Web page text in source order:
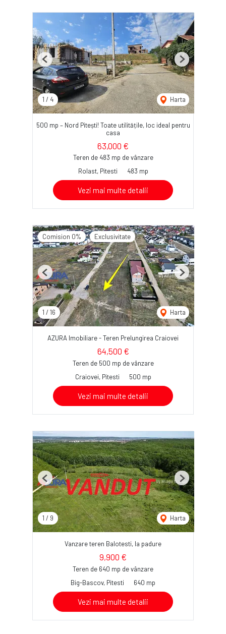
1 / 4 Harta
Previous Next
500 mp – Nord Pitești! Toate utilitățile, loc ideal pentru
casa
63,000 €
Teren de 483 mp de vânzare
Rolast, Pitesti
483 mp
Vezi mai multe detalii
Comision 0% Exclusivitate
1 / 16 Harta
Previous Next
AZURA Imobiliare - Teren Prelungirea Craiovei
64,500 €
Teren de 500 mp de vânzare
Craiovei, Pitesti
500 mp
Vezi mai multe detalii
1 / 9 Harta
Previous Next
Vanzare teren Balotesti, la padure
9,900 €
Teren de 640 mp de vânzare
Big-Bascov, Pitesti
640 mp
Vezi mai multe detalii